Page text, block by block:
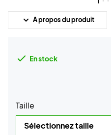
A propos du produit
En stock
Taille